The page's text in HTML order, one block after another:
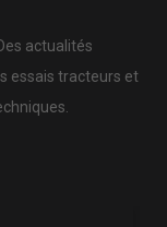
1,0655
1,2483
actualités
essais tracteurs et